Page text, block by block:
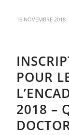
16 NOVEMBRE 2018
POUR
2018 –